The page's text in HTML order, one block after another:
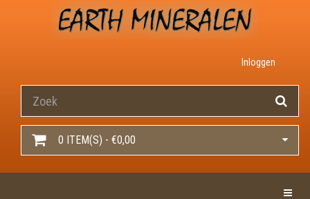
Inloggen
0 ITEM(S) - €0,00